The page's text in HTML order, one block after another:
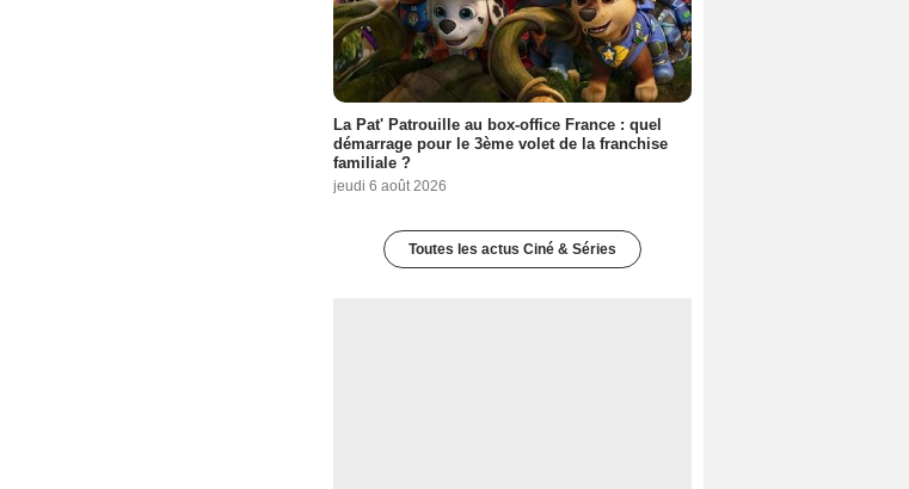
La Pat' Patrouille au box-office France : quel
démarrage pour le 3ème volet de la franchise
familiale ?
jeudi 6 août 2026
Toutes les actus Ciné & Séries